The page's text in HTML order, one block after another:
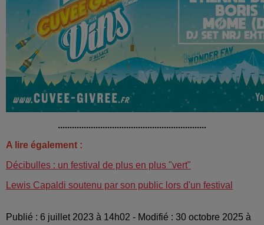
...............................................................
A lire également :
Décibulles : un festival de plus en plus "vert"
Lewis Capaldi soutenu par son public lors d'un festival
Publié : 6 juillet 2023 à 14h02 - Modifié : 30 octobre 2025 à